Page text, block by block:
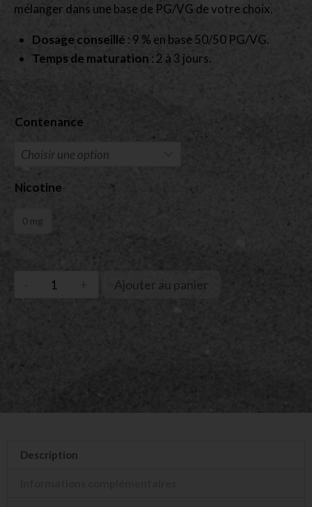
mélanger dans une base de PG/VG de votre choix.
Dosage conseillé : 9 % en base 50/50 PG/VG.
Temps de maturation : 2 à 3 jours.
Contenance
Nicotine
0 mg
Ajouter au panier
Description